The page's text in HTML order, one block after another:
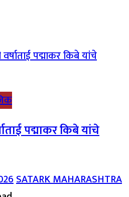
पद्माकर किबे यांचे
SATARK MAHARASHTRA